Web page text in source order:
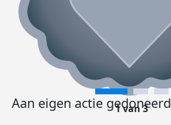
Aan eigen actie gedoneerd
1 van 3